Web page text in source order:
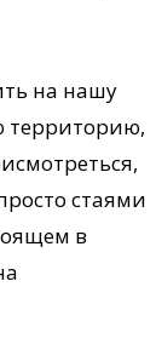
на нашу
территорию,
стаями
в